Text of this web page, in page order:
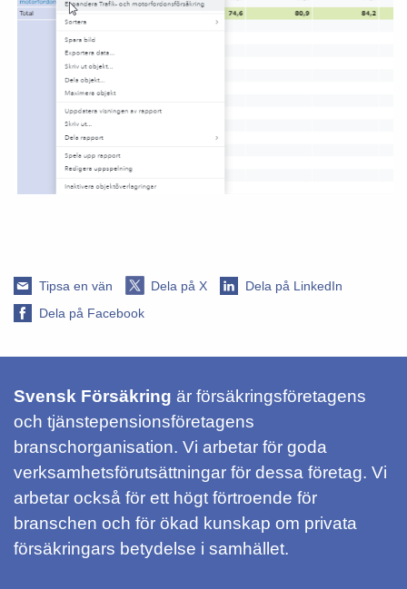
Tipsa en vän Dela på X
Dela på LinkedIn
Dela på Facebook
Svensk Försäkring är försäkringsföretagens
och tjänstepensionsföretagens
branschorganisation. Vi arbetar för goda
verksamhetsförutsättningar för dessa företag. Vi
arbetar också för ett högt förtroende för
branschen och för ökad kunskap om privata
försäkringars betydelse i samhället.